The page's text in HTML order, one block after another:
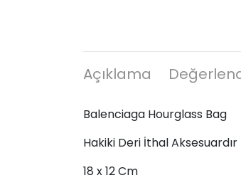
Açıklama
Balenciaga Hourglass Bag
Hakiki Deri İthal Aksesuardır
18 x 12 Cm